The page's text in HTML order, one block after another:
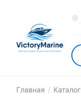
Главная / Каталог